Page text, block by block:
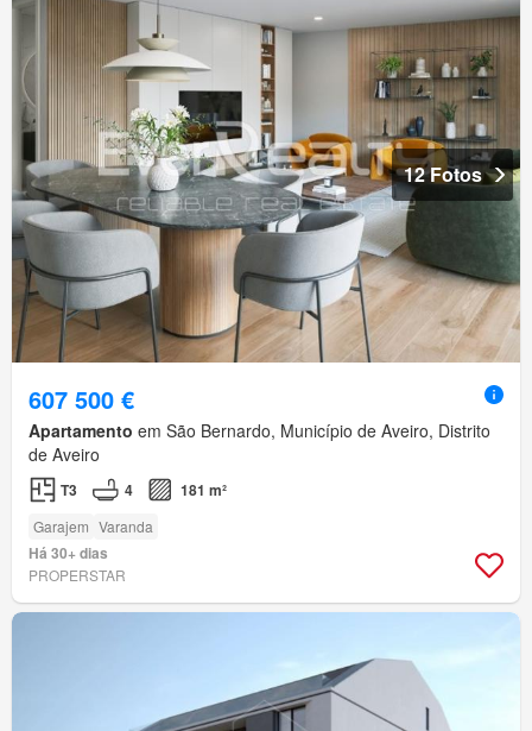
12 Fotos
607 500 €
Apartamento em São Bernardo, Município de Aveiro, Distrito
de Aveiro
T3 4 181 m²
Garajem Varanda
Há 30+ dias
PROPERSTAR